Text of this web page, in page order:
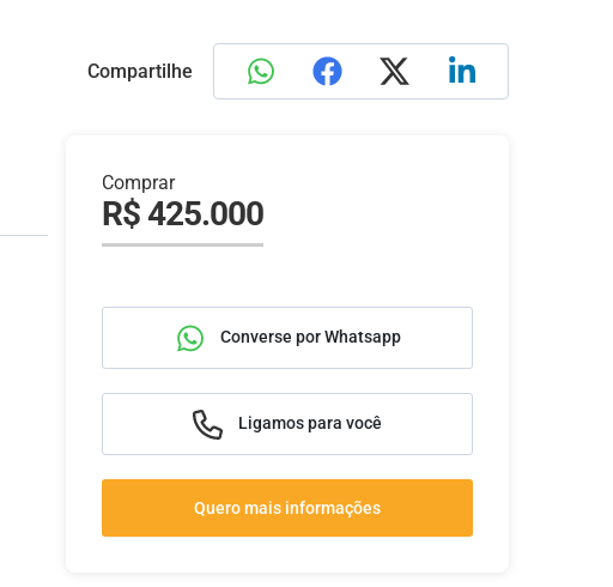
Compartilhe
Comprar
R$ 425.000
Converse por Whatsapp
Ligamos para você
Quero mais informações